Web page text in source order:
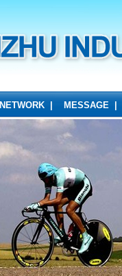
NETWORK MESSAGE